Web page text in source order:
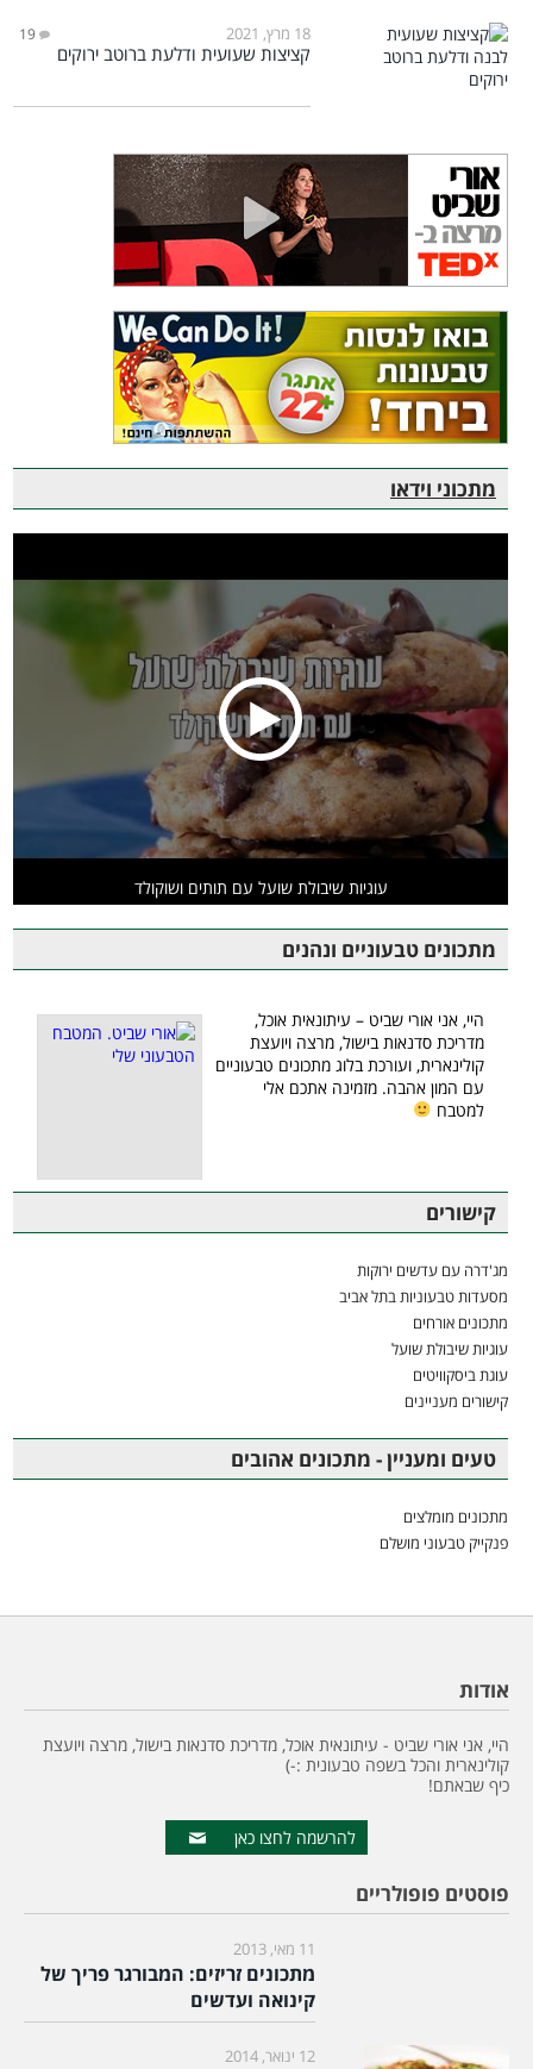
18 מרץ, 2021 19
קציצות שעועית ודלעת ברוטב ירוקים
מתכוני וידאו
עוגיות שיבולת שועל עם תותים ושוקולד
מתכונים טבעוניים ונהנים
היי, אני אורי שביט – עיתונאית אוכל,
מדריכת סדנאות בישול, מרצה ויועצת
קולינארית, ועורכת בלוג מתכונים טבעוניים
עם המון אהבה. מזמינה אתכם אלי
למטבח
קישורים
מג'דרה עם עדשים ירוקות
מסעדות טבעוניות בתל אביב
מתכונים אורחים
עוגיות שיבולת שועל
עוגת ביסקוויטים
קישורים מעניינים
טעים ומעניין - מתכונים אהובים
מתכונים מומלצים
פנקייק טבעוני מושלם
אודות
היי, אני אורי שביט - עיתונאית אוכל, מדריכת סדנאות בישול, מרצה ויועצת
קולינארית והכל בשפה טבעונית :-)
כיף שבאתם!
להרשמה לחצו כאן
פוסטים פופולריים
11 מאי, 2013
מתכונים זריזים: המבורגר פריך של
קינואה ועדשים
12 ינואר, 2014